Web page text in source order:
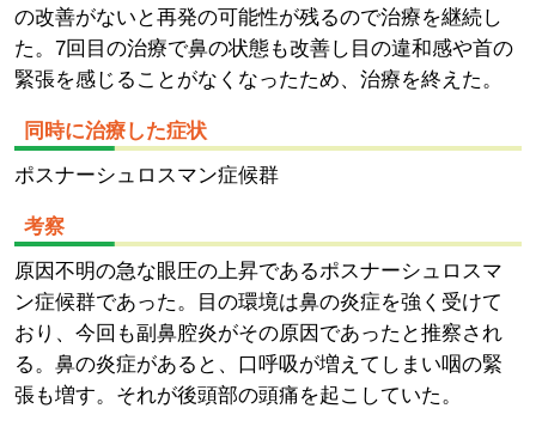
の改善がないと再発の可能性が残るので治療を継続し
た。7回目の治療で鼻の状態も改善し目の違和感や首の
緊張を感じることがなくなったため、治療を終えた。
同時に治療した症状
ポスナーシュロスマン症候群
考察
原因不明の急な眼圧の上昇であるポスナーシュロスマ
ン症候群であった。目の環境は鼻の炎症を強く受けて
おり、今回も副鼻腔炎がその原因であったと推察され
る。鼻の炎症があると、口呼吸が増えてしまい咽の緊
張も増す。それが後頭部の頭痛を起こしていた。